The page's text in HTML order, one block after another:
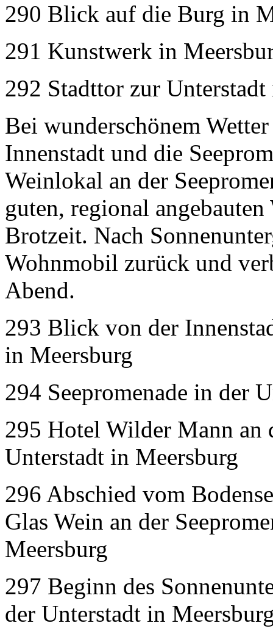
290 Blick auf die Burg in
291 Kunstwerk in
292 Stadttor zur
Bei wunderschönem
Innenstadt und die
Weinlokal an der
guten, regional
Brotzeit. Nach
Wohnmobil zurück und
Abend.
293 Blick von der
in Meersburg
294 Seepromenade in der
295 Hotel Wilder Mann an
Unterstadt in Meersburg
296 Abschied vom
Glas Wein an der
Meersburg
297 Beginn des
der Unterstadt in